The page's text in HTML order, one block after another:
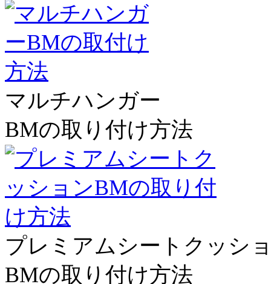
マルチハンガー
BMの取り付け方法
プレミアムシートクッシ
BMの取り付け方法